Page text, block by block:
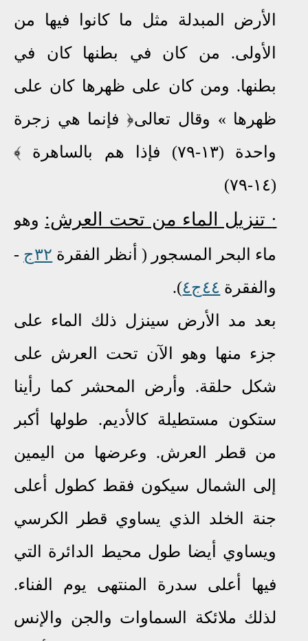
الأرض المبدلة مثل ما كانوا فيها من
الأولى. من كان في بطنها كان في
بطنها. ومن كان على ظهرها كان على
ظهرها » وقال تعالى﴿ فإنما هي زجرة
واحدة (١٣-٧٩) فإذا هم بالساهرة ﴾
(١٤-٧٩)
∙ تنزيل الماء من تحت العرش: وهو
ماء البحر المسجور ( أنظر الفقرة ٣٢ج
-
والفقرة ٤٤ج٤
).
بعد مد الأرض سينزل ذلك الماء على
جزء منها وهو الآن تحت العرش على
شكل حلقة.
وأرض المحشر كما رأينا
ستكون مستطيلة كالأديم. طولها أكبر
من قطر العرش. وعرضها من اليمين
إلى الشمال سيكون فقط كطول أعلى
جنة الخلد الذي يساوي قطر الكرسي
ويساوي أيضا طول محيط الدائرة التي
فيها أعلى سدرة المنتهى يوم الفناء.
لذلك ملائكة السماوات والجن والإنس